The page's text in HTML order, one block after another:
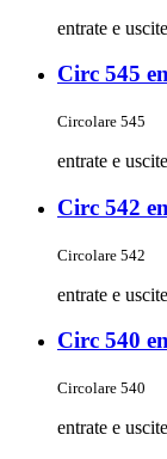
entrate e
Circ 545
Circolare 545
entrate e
Circ 542
Circolare 542
entrate e
Circ 540
Circolare 540
entrate e